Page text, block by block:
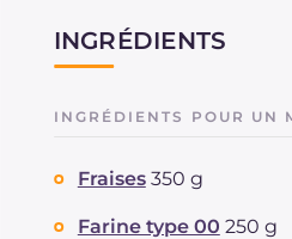
INGRÉDIENTS
INGRÉDIENTS POUR UN
Fraises 350 g
Farine type 00 250 g